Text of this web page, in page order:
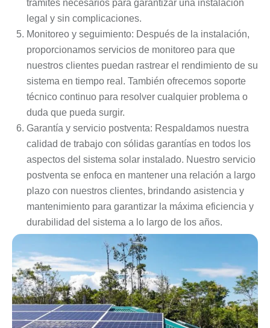
trámites necesarios para garantizar una instalación
legal y sin complicaciones.
Monitoreo y seguimiento: Después de la instalación,
proporcionamos servicios de monitoreo para que
nuestros clientes puedan rastrear el rendimiento de su
sistema en tiempo real. También ofrecemos soporte
técnico continuo para resolver cualquier problema o
duda que pueda surgir.
Garantía y servicio postventa: Respaldamos nuestra
calidad de trabajo con sólidas garantías en todos los
aspectos del sistema solar instalado. Nuestro servicio
postventa se enfoca en mantener una relación a largo
plazo con nuestros clientes, brindando asistencia y
mantenimiento para garantizar la máxima eficiencia y
durabilidad del sistema a lo largo de los años.